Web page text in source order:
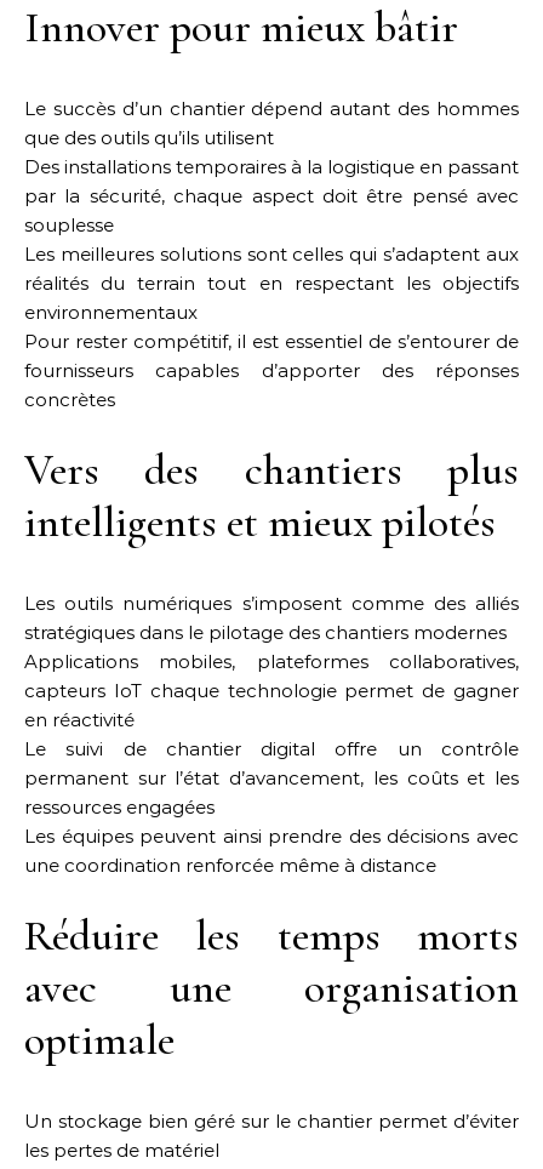
Innover pour mieux bâtir
Le succès d’un chantier dépend autant des hommes
que des outils qu’ils utilisent
Des installations temporaires à la logistique en passant
par la sécurité, chaque aspect doit être pensé avec
souplesse
Les meilleures solutions sont celles qui s’adaptent aux
réalités du terrain tout en respectant les objectifs
environnementaux
Pour rester compétitif, il est essentiel de s’entourer de
fournisseurs capables d’apporter des réponses
concrètes
Vers des chantiers plus
intelligents et mieux pilotés
Les outils numériques s’imposent comme des alliés
stratégiques dans le pilotage des chantiers modernes
Applications mobiles, plateformes collaboratives,
capteurs IoT chaque technologie permet de gagner
en réactivité
Le suivi de chantier digital offre un contrôle
permanent sur l’état d’avancement, les coûts et les
ressources engagées
Les équipes peuvent ainsi prendre des décisions avec
une coordination renforcée même à distance
Réduire les temps morts
avec une organisation
optimale
Un stockage bien géré sur le chantier permet d’éviter
les pertes de matériel